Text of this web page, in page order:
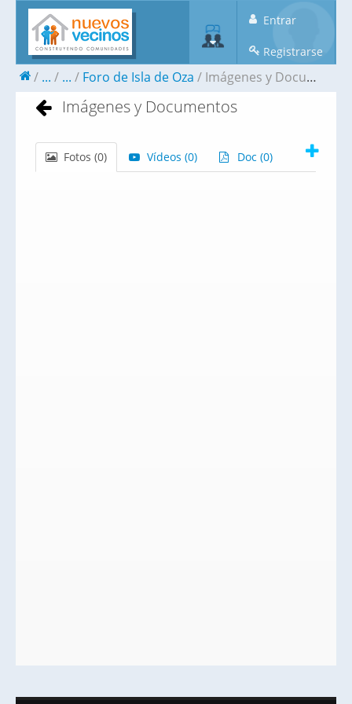
Entrar
Registrarse
... ... Foro de Isla de Oza Imágenes y Documentos
Imágenes y Documentos
Fotos (0) Vídeos (0) Doc (0)